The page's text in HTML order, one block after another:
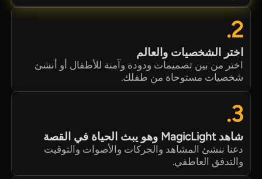
2.
اختر الشخصيات والعالم
اختر من بين تصميمات ودودة وآمنة للأطفال أو أنشئ
شخصيات مستوحاة من طفلك.
3.
شاهد MagicLight وهو يبث الحياة في القصة
دعنا ننشئ المشاهد والحركات والأصوات والتوقيت
والتدفق العاطفي.